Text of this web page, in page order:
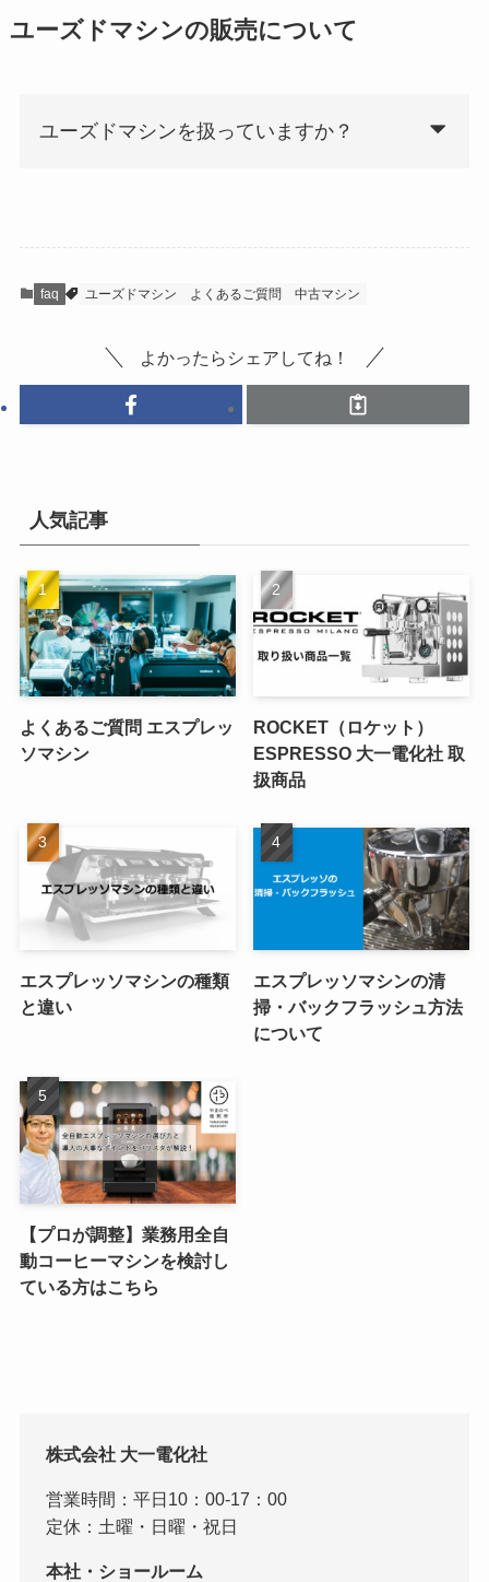
ユーズドマシンの販売について
ユーズドマシンを扱っていますか？
faq ユーズドマシン よくあるご質問 中古マシン
よかったらシェアしてね！
人気記事
よくあるご質問 エスプレッ
ソマシン
ROCKET（ロケット）
ESPRESSO 大一電化社 取
扱商品
エスプレッソマシンの種類
と違い
エスプレッソマシンの清
掃・バックフラッシュ方法
について
【プロが調整】業務用全自
動コーヒーマシンを検討し
ている方はこちら
株式会社 大一電化社
営業時間：平日10：00-17：00
定休：土曜・日曜・祝日
本社・ショールーム